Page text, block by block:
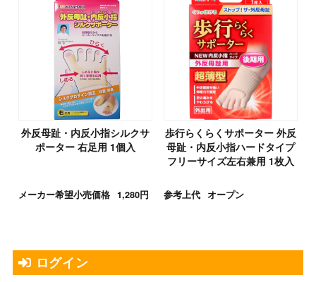
外反母趾・内反小指シルクサ
ポーター 右足用 1個入
メーカー希望小売価格 1,280円
歩行らくらくサポーター 外反
母趾・内反小指ハードタイプ
フリーサイズ左右兼用 1枚入
参考上代 オープン
ログイン